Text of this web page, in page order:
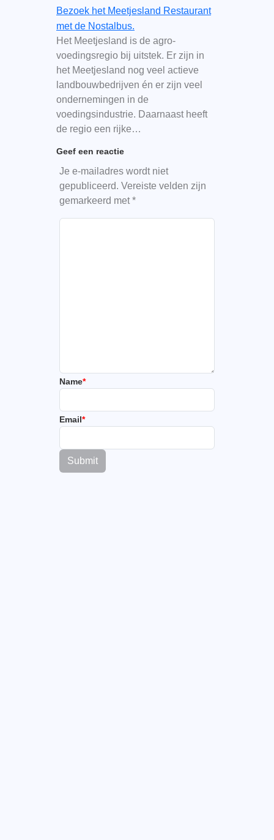
Bezoek het Meetjesland Restaurant
met de Nostalbus.
Het Meetjesland is de agro-
voedingsregio bij uitstek. Er zijn in
het Meetjesland nog veel actieve
landbouwbedrijven én er zijn veel
ondernemingen in de
voedingsindustrie. Daarnaast heeft
de regio een rijke…
Geef een reactie
Je e-mailadres wordt niet
gepubliceerd. Vereiste velden zijn
gemarkeerd met*
Name*
Email*